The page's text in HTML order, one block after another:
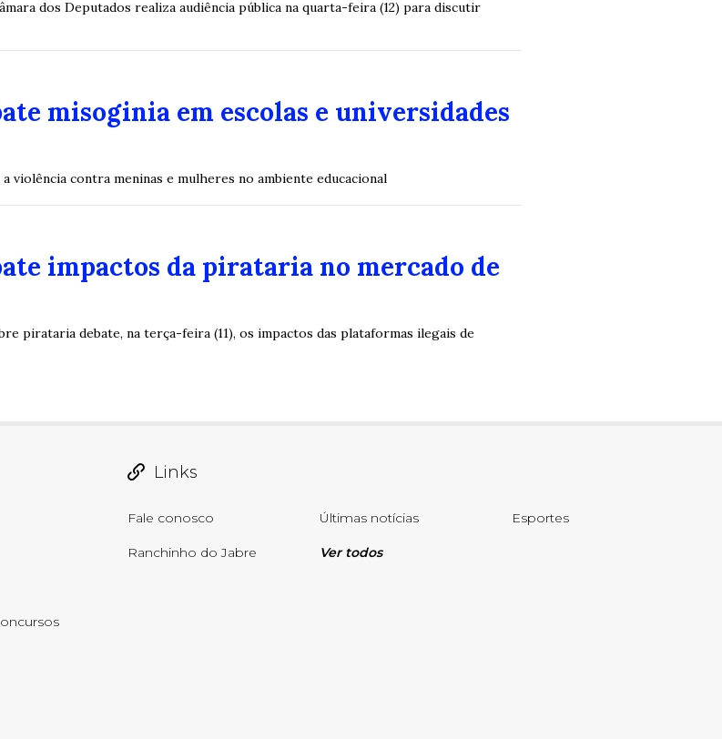
dos Deputados realiza audiência pública na quarta-feira (12) para discutir
misoginia em escolas e universidades
violência contra meninas e mulheres no ambiente educacional
impactos da pirataria no mercado de
pirataria debate, na terça-feira (11), os impactos das plataformas ilegais de
Links
Fale conosco Últimas notícias Esportes
Ranchinho do Jabre Ver todos